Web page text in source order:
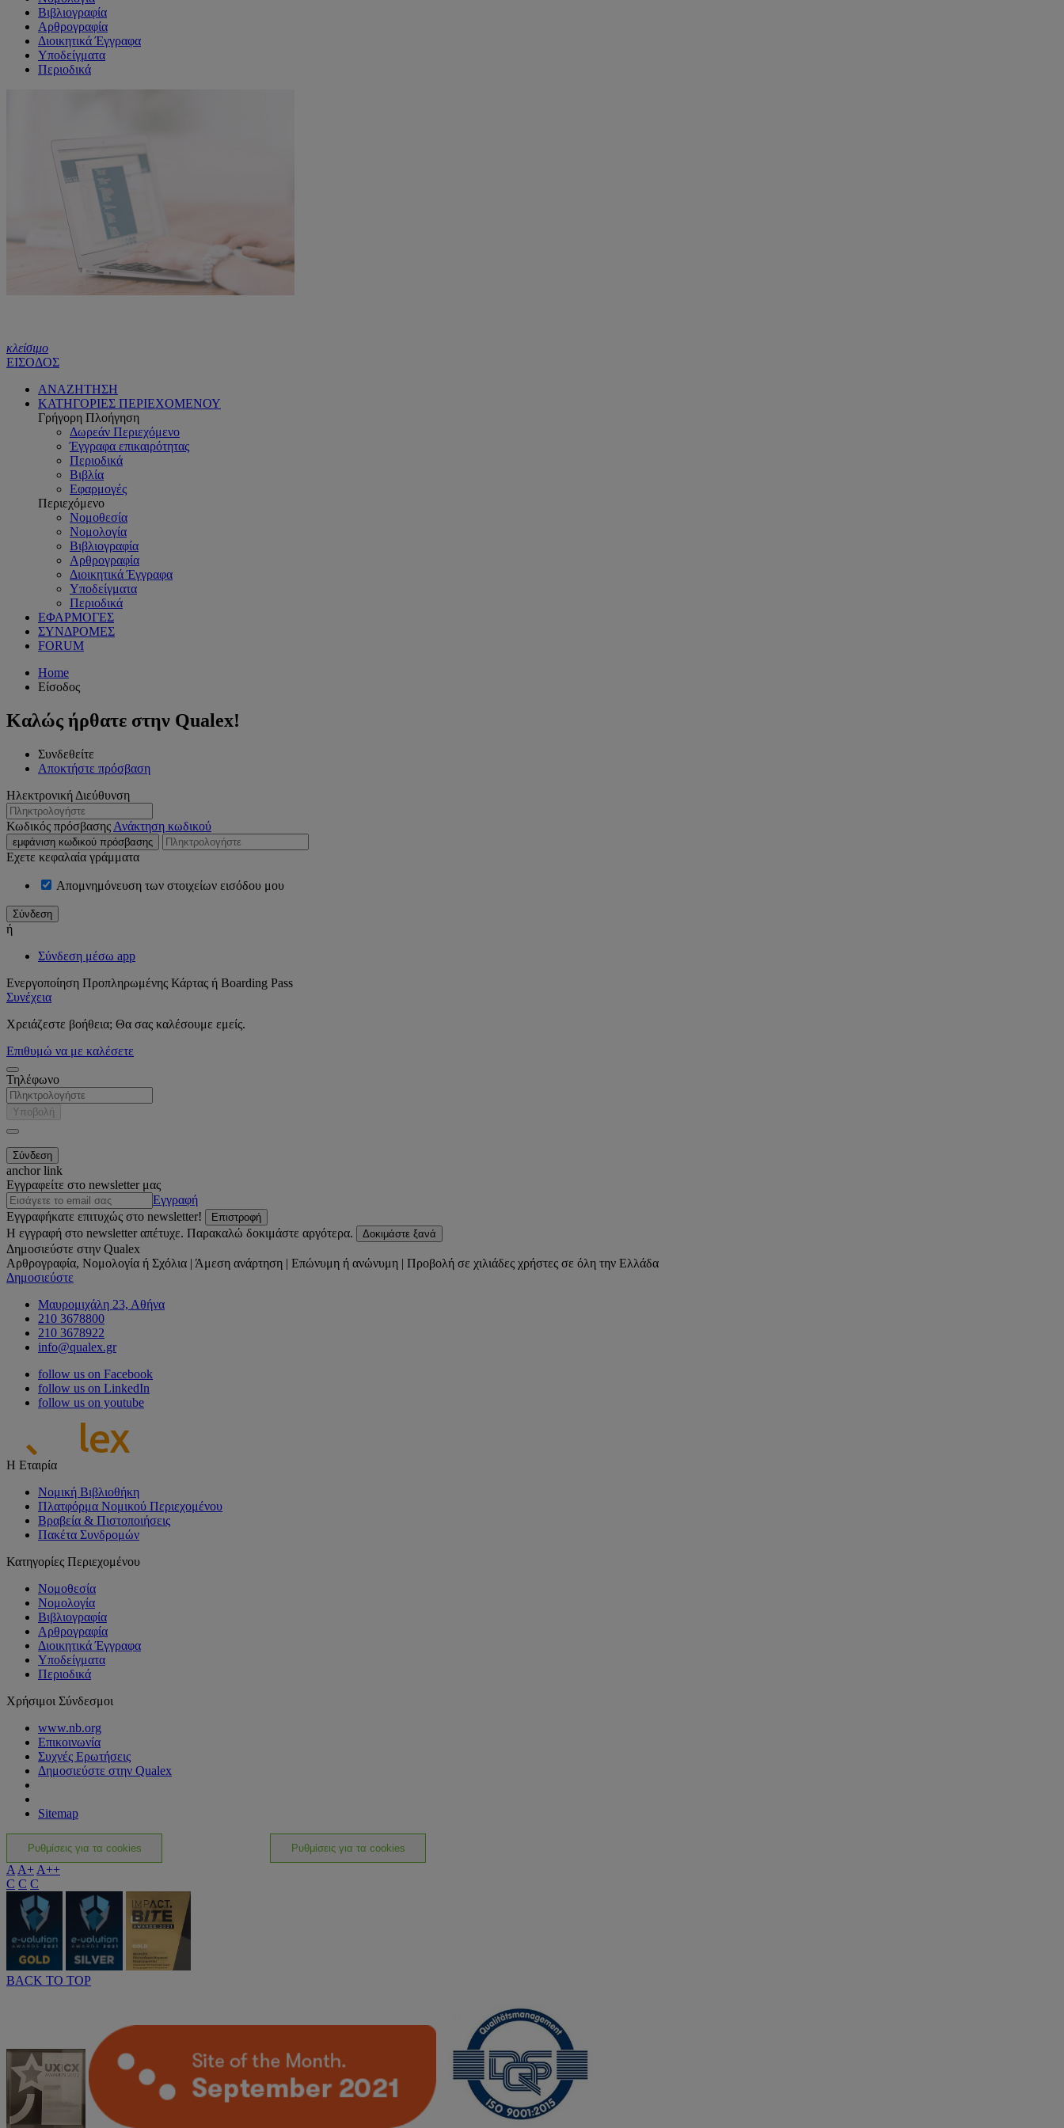
Βιβλιογραφία
Αρθρογραφία
Διοικητικά Έγγραφα
Υποδείγματα
Περιοδικά
κλείσιμο
ΕΙΣΟΔΟΣ
ΑΝΑΖΗΤΗΣΗ
ΚΑΤΗΓΟΡΙΕΣ ΠΕΡΙΕΧΟΜΕΝΟΥ
Γρήγορη Πλοήγηση
Δωρεάν Περιεχόμενο
Έγγραφα επικαιρότητας
Περιοδικά
Βιβλία
Εφαρμογές
Περιεχόμενο
Νομοθεσία
Νομολογία
Βιβλιογραφία
Αρθρογραφία
Διοικητικά Έγγραφα
Υποδείγματα
Περιοδικά
ΕΦΑΡΜΟΓΕΣ
ΣΥΝΔΡΟΜΕΣ
FORUM
Home
Είσοδος
Καλώς ήρθατε στην Qualex!
Συνδεθείτε
Αποκτήστε πρόσβαση
Ηλεκτρονική Διεύθυνση
Κωδικός πρόσβασης Ανάκτηση κωδικού
εμφάνιση κωδικού πρόσβασης
Εχετε κεφαλαία γράμματα
Απομνημόνευση των στοιχείων εισόδου μου
ή
Σύνδεση μέσω app
Ενεργοποίηση Προπληρωμένης Κάρτας ή Boarding Pass
Συνέχεια
Χρειάζεστε βοήθεια; Θα σας καλέσουμε εμείς.
Επιθυμώ να με καλέσετε
Τηλέφωνο
Υποβολή
anchor link
Εγγραφείτε στο newsletter μας
Εγγραφή
Εγγραφήκατε επιτυχώς στο newsletter!
Επιστροφή
Η εγγραφή στο newsletter απέτυχε. Παρακαλώ δοκιμάστε αργότερα. Δοκιμάστε ξανά
Δημοσιεύστε στην Qualex
Αρθρογραφία, Νομολογία ή Σχόλια | Άμεση ανάρτηση | Επώνυμη ή ανώνυμη | Προβολή σε χιλιάδες χρήστες σε όλη την Ελλάδα
Δημοσιεύστε
Μαυρομιχάλη 23, Αθήνα
210 3678800
210 3678922
info@qualex.gr
follow us on Facebook
follow us on LinkedIn
follow us on youtube
Η Εταιρία
Νομική Βιβλιοθήκη
Πλατφόρμα Νομικού Περιεχομένου
Βραβεία & Πιστοποιήσεις
Πακέτα Συνδρομών
Κατηγορίες Περιεχομένου
Νομοθεσία
Νομολογία
Βιβλιογραφία
Αρθρογραφία
Διοικητικά Έγγραφα
Υποδείγματα
Περιοδικά
Χρήσιμοι Σύνδεσμοι
www.nb.org
Επικοινωνία
Συχνές Ερωτήσεις
Δημοσιεύστε στην Qualex
Sitemap
Ρυθμίσεις για τα cookies Ρυθμίσεις για τα cookies
A A+ A++
C C C
BACK TO TOP